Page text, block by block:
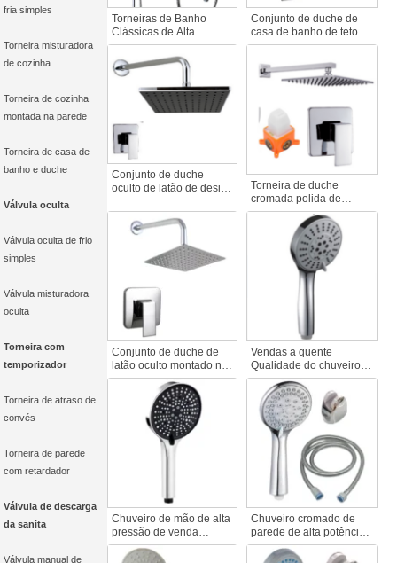
fria simples
Torneira misturadora
de cozinha
Torneira de cozinha
montada na parede
Torneira de casa de
banho e duche
Válvula oculta
Válvula oculta de frio
simples
Válvula misturadora
oculta
Torneira com
temporizador
Torneira de atraso de
convés
Torneira de parede
com retardador
Válvula de descarga
da sanita
Válvula manual de
Torneiras de Banho
Clássicas de Alta
Qualidade em Latão de
Puxador Único
Montadas na Parede
Hardware para Casa de
Banho Chuveiro
Cromado Polido
Conjunto de duche de
casa de banho de teto
oculto em latão polido
e chuveiro de design
cónico oculto em modo
Conjunto de duche
oculto de latão de design
parede, com padrão de
pulverização suave,
excluindo a caixa pré-
embutida
Torneira de duche
cromada polida de
manípulo único
contemporânea
Torneiras misturadoras
de casa de banho com
chuveiro de parede
macio Chuveiro de
queda de chuva quente
Conjunto de duche de
latão oculto montado na
parede com
caraterísticas flexíveis
Torneiras de casa de
banho Sem caixas
embutidas, sem torneiras
quentes e frias
Vendas a quente
Qualidade do chuveiro
de mão de plástico
multifuncional com
poupança de água
Pressurizado para casa
de banho Acessório de
torneira de casa de
banho
Chuveiro de mão de alta
pressão de venda
quente Bocal de
poupança de água
Chuveiro cromado de
parede de alta potência
Cabeça de chuveiro de
mão com poupança de